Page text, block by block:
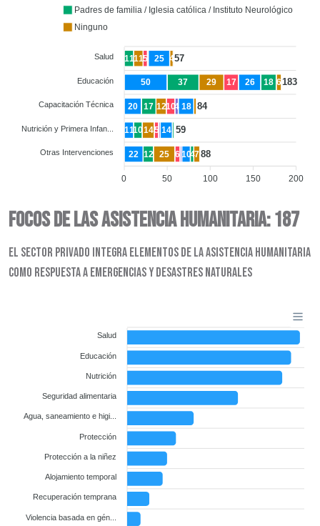
50
20
11
22
11
37
17
10
12
11
29
12
14
25
5
17
10
5
6
4
25
26
18
14
10
18
4
457
6183
84
59
788
Salud
Educación
Capacitación Técnica
Nutrición y Primera Infan...
Otras Intervenciones
200
150
100
50
0
Padres de familia / Iglesia católica / Instituto Neurológico
Ninguno
FOCOS DE LAS ASISTENCIA HUMANITARIA: 187
El sector privado integra elementos de la asistencia humanitaria
como respuesta a emergencias y desastres naturales
Salud
Educación
Nutrición
Seguridad alimentaria
Agua, saneamiento e higi...
Protección
Protección a la niñez
Alojamiento temporal
Recuperación temprana
Violencia basada en gén...